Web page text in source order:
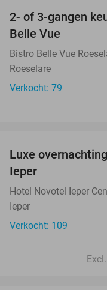
2- of 3-gangen
Belle Vue
Bistro Belle Vue
Roeselare
Verkocht: 79
Luxe
Ieper
Hotel Novotel Ieper
Ieper
Verkocht: 109